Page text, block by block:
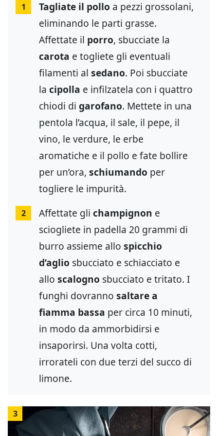
1 Tagliate il pollo a pezzi grossolani,
eliminando le parti grasse.
Affettate il porro, sbucciate la
carota e togliete gli eventuali
filamenti al sedano. Poi sbucciate
la cipolla e infilzatela con i quattro
chiodi di garofano. Mettete in una
pentola l’acqua, il sale, il pepe, il
vino, le verdure, le erbe
aromatiche e il pollo e fate bollire
per un’ora, schiumando per
togliere le impurità.
2 Affettate gli champignon e
sciogliete in padella 20 grammi di
burro assieme allo spicchio
d’aglio sbucciato e schiacciato e
allo scalogno sbucciato e tritato. I
funghi dovranno saltare a
fiamma bassa per circa 10 minuti,
in modo da ammorbidirsi e
insaporirsi. Una volta cotti,
irrorateli con due terzi del succo di
limone.
3